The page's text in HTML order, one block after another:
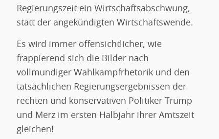
Regierungszeit ein Wirtschaftsabschwung,
statt der angekündigten Wirtschaftswende.
Es wird immer offensichtlicher, wie
frappierend sich die Bilder nach
vollmundiger Wahlkampfrhetorik und den
tatsächlichen Regierungsergebnissen der
rechten und konservativen Politiker Trump
und Merz im ersten Halbjahr ihrer Amtszeit
gleichen!